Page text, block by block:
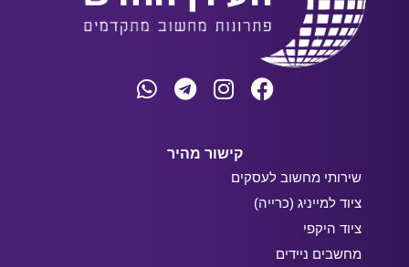
קישור מהיר
שירותי מחשוב לעסקים
ציוד למייניג (כרייה)
ציוד היקפי
מחשבים ניידים